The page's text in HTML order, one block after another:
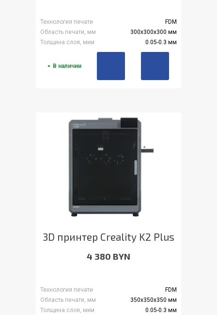
Технология печати
FDM
Область печати, мм
300x300x300 мм
Толщина слоя, мкм
0.05-0.3 мм
В наличии
3D принтер Creality K2 Plus
4 380 BYN
Технология печати
FDM
Область печати, мм
350x350x350 мм
Толщина слоя, мкм
0.05-0.3 мм